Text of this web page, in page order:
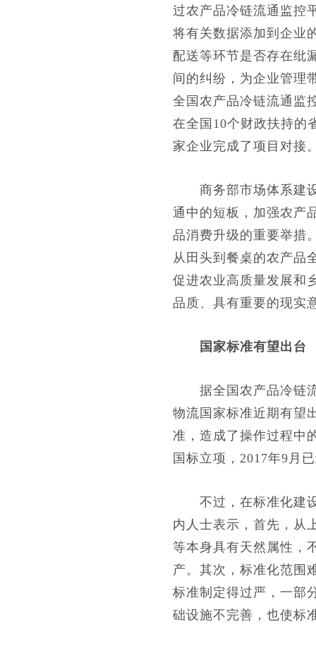
过农产品冷链流通监控
将有关数据添加到企业
配送等环节是否存在纰
间的纠纷，为企业管理
全国农产品冷链流通监
在全国10个财政扶持的
家企业完成了项目对接
商务部市场体系建设
通中的短板，加强农产
品消费升级的重要举措
从田头到餐桌的农产品
促进农业高质量发展和
品质、具有重要的现实
国家标准有望出台
据全国农产品冷链流
物流国家标准近期有望
准，造成了操作过程中
国标立项，2017年9月
不过，在标准化建设
内人士表示，首先，从
等本身具有天然属性，
产。其次，标准化范围
标准制定得过严，一部
础设施不完善，也使标